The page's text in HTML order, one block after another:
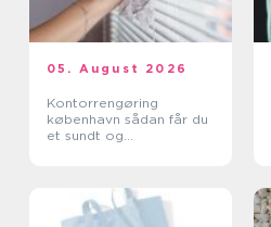
05. August 2026
Kontorrengøring
københavn sådan får du
et sundt og